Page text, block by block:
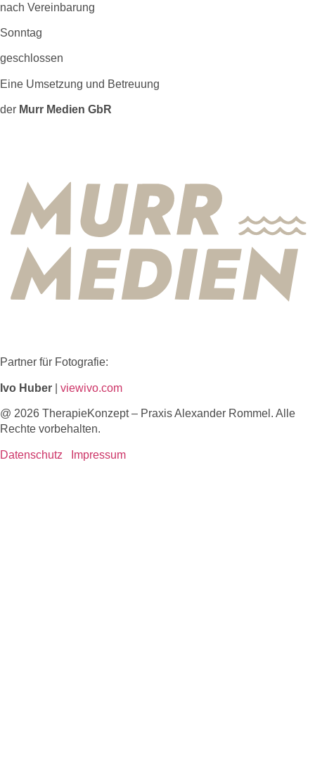
nach Vereinbarung
Sonntag
geschlossen
Eine Umsetzung und Betreuung
der Murr Medien GbR
Partner für Fotografie:
Ivo Huber viewivo.com
@ 2026 TherapieKonzept – Praxis Alexander Rommel. Alle
Rechte vorbehalten.
Datenschutz Impressum